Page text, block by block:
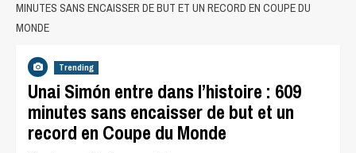
MINUTES SANS ENCAISSER DE BUT ET UN RECORD EN COUPE DU
MONDE
Trending
Unai Simón entre dans l’histoire : 609
minutes sans encaisser de but et un
record en Coupe du Monde